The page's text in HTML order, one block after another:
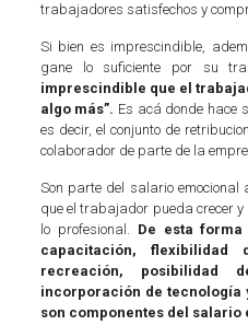
trabajadores satisfechos y
Si bien es imprescindible,
gane lo suficiente por su
imprescindible que el
algo más”. Es acá donde hace
es decir, el conjunto de
colaborador de parte de la
Son parte del salario emocional
que el trabajador pueda crecer
lo profesional. De esta
capacitación,
recreación, posibilidad
incorporación de
son componentes del